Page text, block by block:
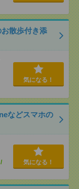
お散歩付き添
気になる！
などスマホの
/
気になる！